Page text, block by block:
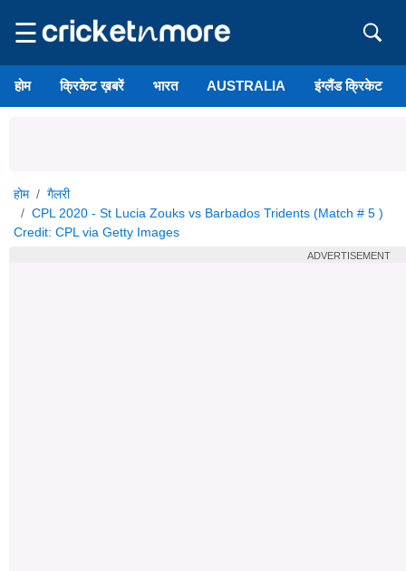
☰
होम क्रिकेट ख़बरें भारत AUSTRALIA इंग्लैंड क्रिकेट
होम
गैलरी
CPL 2020 - St Lucia Zouks vs Barbados Tridents (Match # 5 )
Credit: CPL via Getty Images
ADVERTISEMENT